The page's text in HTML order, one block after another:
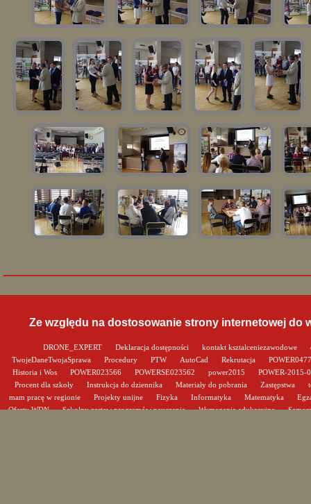
Ze względu na dostosowanie strony internetowej
DRONE_EXPERT Deklaracja dostępności kontakt ksztalceniezawodowe
TwojeDaneTwojaSprawa
Procedury PTW AutoCad Rekrutacja
Historia i Wos
POWER023566 POWERSE023562 power2015
POWER-2015-
Procent dla szkoły
Instrukcja do dziennika Materiały do pobrania Zastępstwa
mam pracę w regionie
Projekty unijne Fizyka Informatyka Matematyka
Oferty WDN
Szkolny zestaw programów nauczania Wymagania edukacyjne